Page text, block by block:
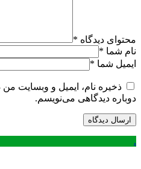
محتوای دیدگاه *
نام شما *
ایمیل شما *
ذخیره نام، ایمیل و وبسایت
دوباره دیدگاهی می‌نویسم.
.